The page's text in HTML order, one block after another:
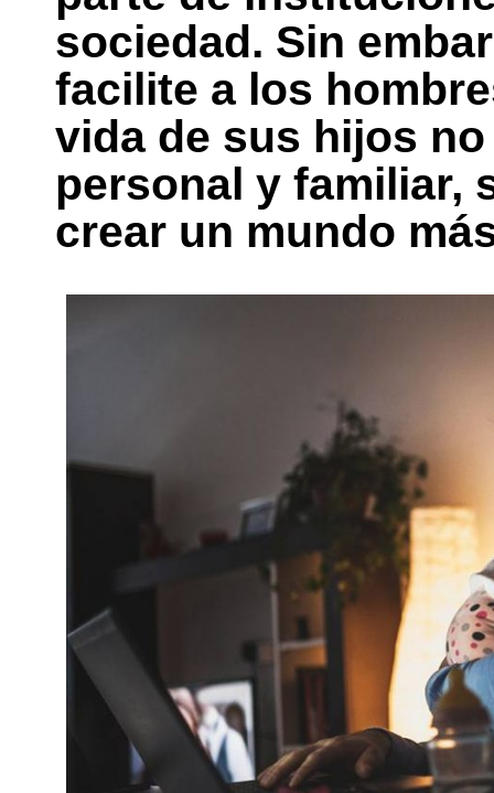
sociedad. Sin
facilite a los
vida de sus hijos
personal y familiar,
crear un mundo